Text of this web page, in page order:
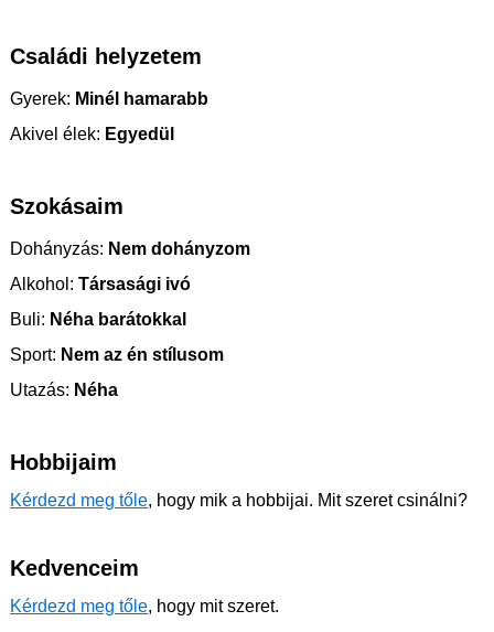
Családi helyzetem
Gyerek: Minél hamarabb
Akivel élek: Egyedül
Szokásaim
Dohányzás: Nem dohányzom
Alkohol: Társasági ivó
Buli: Néha barátokkal
Sport: Nem az én stílusom
Utazás: Néha
Hobbijaim
Kérdezd meg tőle, hogy mik a hobbijai. Mit szeret csinálni?
Kedvenceim
Kérdezd meg tőle, hogy mit szeret.